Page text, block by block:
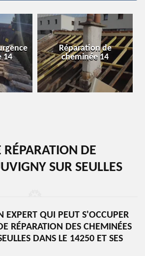
14
Réparation de
cheminée 14
RÉPARATION DE
SUR SEULLES
EXPERT QUI PEUT S'OCCUPER
RÉPARATION DES CHEMINÉES
DANS LE 14250 ET SES